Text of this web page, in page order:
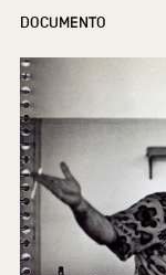
DOCUMENTO